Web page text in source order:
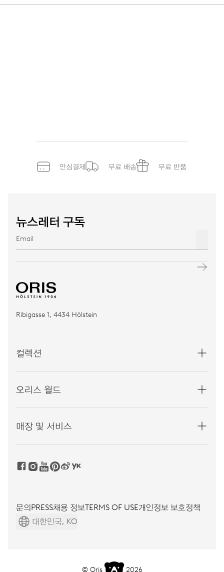
안심결제 무료 배송 무료 반품
뉴스레터 구독
Ribigasse 1, 4434 Hölstein
컬렉션
오리스 월드
매장 및 서비스
문의PRESS채용 정보TERMS OF USE개인정보 보호정책
대한민국, KO
© Oris 2026